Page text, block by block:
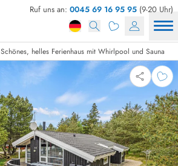
Ruf uns an: 0045 69 16 95 95 (9-20 Uhr)
Schönes, helles Ferienhaus mit Whirlpool und Sauna